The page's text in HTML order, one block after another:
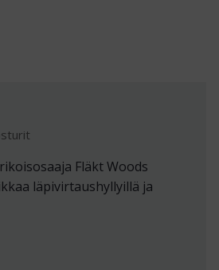
Fläkt Woods
läpivirtaushyllyillä ja